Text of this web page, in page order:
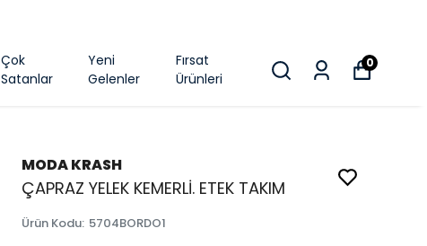
Çok
Satanlar
Yeni
Gelenler
Fırsat
Ürünleri
0
MODA KRASH
ÇAPRAZ YELEK KEMERLİ. ETEK TAKIM
Ürün Kodu: 5704BORDO1